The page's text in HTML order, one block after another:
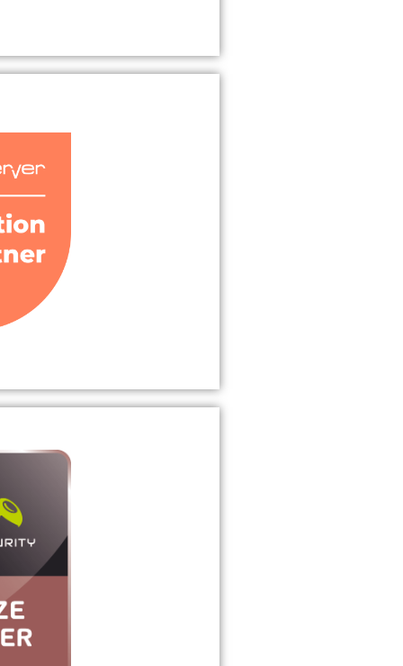
Partner
von Backup und
Umgebungen. Wenn es
Wiederherstellung
und physischen
wir bei StieCon auf
Veeam.
für die Digitalisierung